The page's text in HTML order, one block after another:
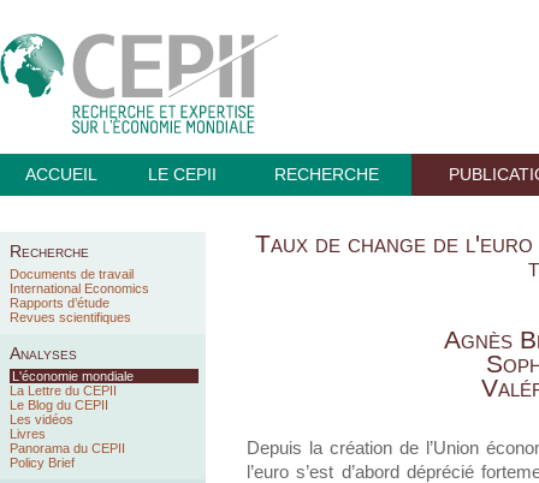
ACCUEIL LE CEPII RECHERCHE
Recherche
Documents de travail
International Economics
Rapports d’étude
Revues scientifiques
Analyses
L'économie mondiale
La Lettre du CEPII
Le Blog du CEPII
Les vidéos
Livres
Panorama du CEPII
Policy Brief
Taux de change de
Agnès
Depuis la création de l’Union
l’euro s’est d’abord déprécié